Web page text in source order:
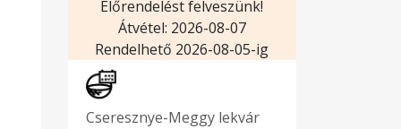
Előrendelést felveszünk!
Átvétel: 2026-08-07
Rendelhető 2026-08-05-ig
Cseresznye-Meggy lekvár